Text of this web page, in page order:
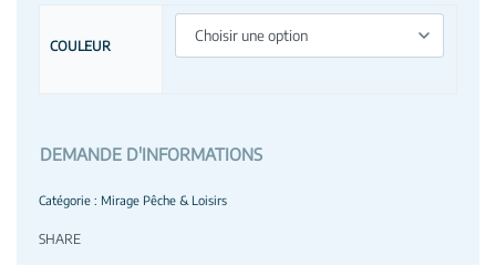
COULEUR
DEMANDE D'INFORMATIONS
Catégorie : Mirage Pêche & Loisirs
SHARE